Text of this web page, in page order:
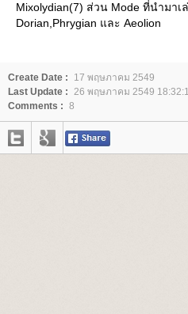
Mixolydian(7) ส่วน Mode ที่นำมา
Dorian,Phrygian และ Aeolion
Create Date :
17 พฤษภาคม 2549
Last Update : 26 พฤษภาคม 2549
Comments : 8